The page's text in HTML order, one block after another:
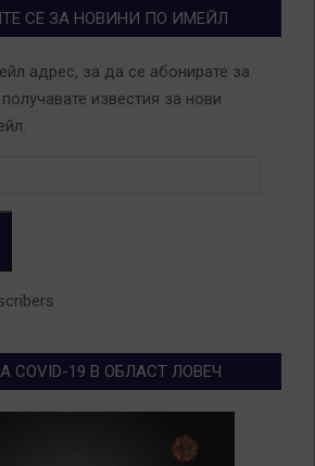
СЕ ЗА НОВИНИ ПО ИМЕЙЛ
адрес, за да се абонирате за
известия за нови
COVID-19 В ОБЛАСТ ЛОВЕЧ